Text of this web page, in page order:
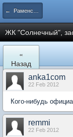
← Раменское
ЖК "Солнечный",
«
Назад
anka1com
22 Feb 2012
Кого-нибудь
remmi
22 Feb 2012